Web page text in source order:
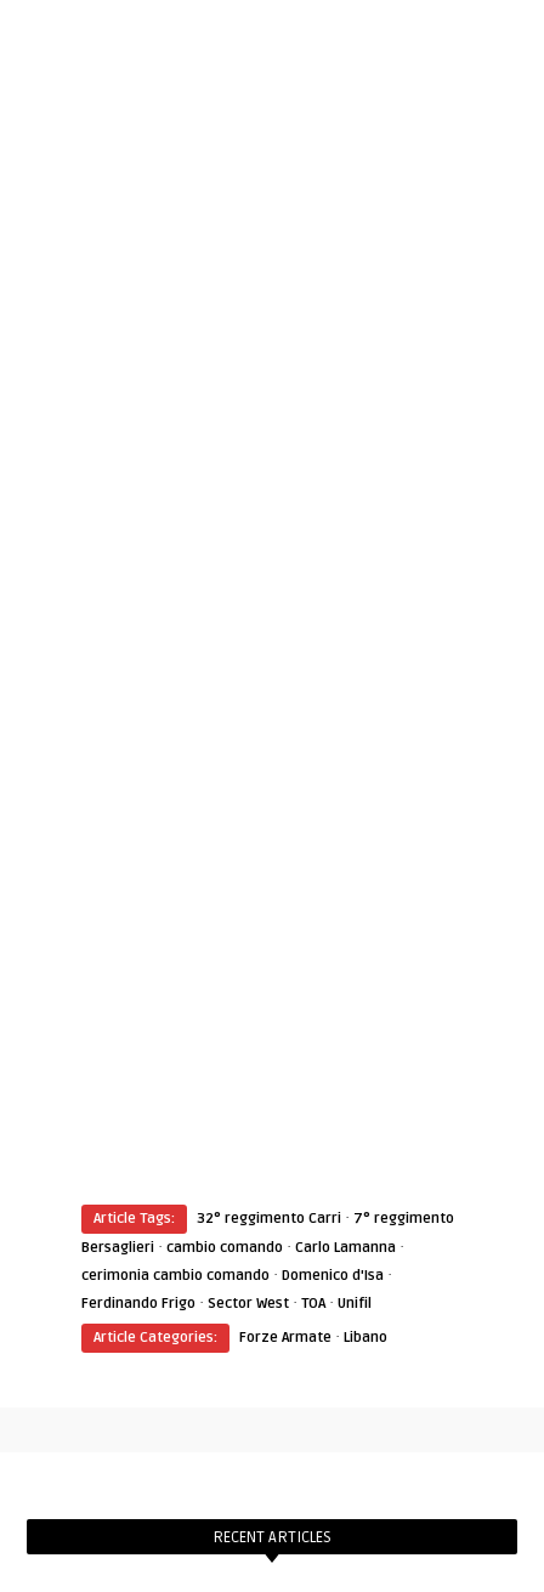
Article Tags: 32° reggimento Carri · 7° reggimento
Bersaglieri ·cambio comando ·Carlo Lamanna ·
cerimonia cambio comando ·Domenico d'Isa ·
Ferdinando Frigo ·Sector West ·TOA·Unifil
Article Categories:
Forze Armate ·Libano
RECENT ARTICLES